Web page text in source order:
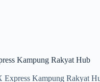
Kampung Rakyat Hub
Express Kampung Rakyat